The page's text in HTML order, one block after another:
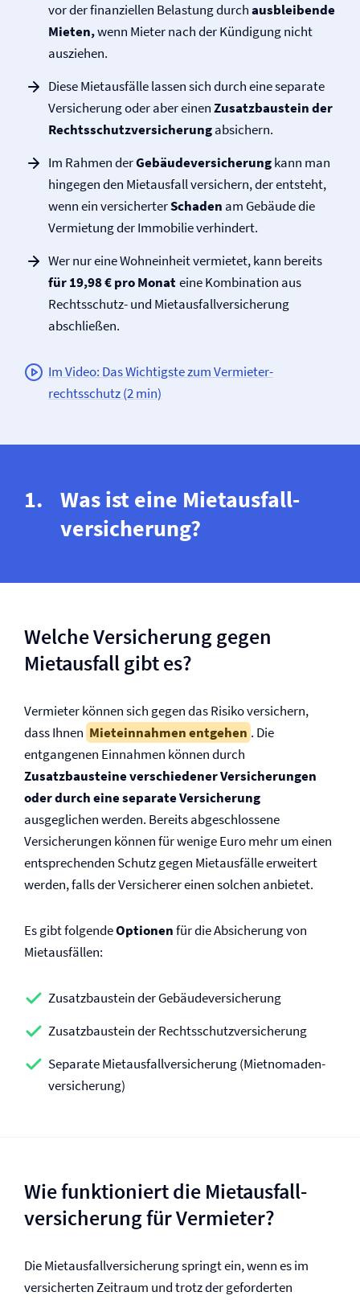
vor der finanziellen Belastung durchausbleibende
Mieten,wenn Mieter nach der Kündigung nicht
ausziehen.
Diese Mietausfälle lassen sich durch eine separate
Versicherung oder aber einenZusatzbaustein der
Rechtsschutz­versicherungabsichern.
Im Rahmen derGebäude­versicherungkann man
hingegen den Mietausfall versichern, der entsteht,
wenn ein versicherterSchaden am Gebäude die
Vermietung der Immobilie verhindert.
Wer nur eine Wohneinheit vermietet, kann bereits
für 19,98 € pro Monateine Kombination aus
Rechtsschutz- und Mietausfall­versicherung
abschließen.
Im Video: Das Wichtigste zum Vermieter­
rechtsschutz (2 min)
Was ist eine Mietausfall­
versicherung?
Welche Versicherung gegen
Mietausfall gibt es?
Vermieter können sich gegen das Risiko versichern,
dass Ihnen Mieteinnahmen entgehen . Die
entgangenen Einnahmen können durch
Zusatzbausteine verschiedener Versicherungen
oder durch eine separate Versicherung
ausgeglichen werden. Bereits abgeschlossene
Versicherungen können für wenige Euro mehr um einen
entsprechenden Schutz gegen Mietausfälle erweitert
werden, falls der Versicherer einen solchen anbietet.
Es gibt folgendeOptionenfür die Absicherung von
Mietausfällen:
Zusatzbaustein der Gebäude­versicherung
Zusatzbaustein der Rechtsschutz­versicherung
Separate Mietausfall­versicherung (Mietnomaden­
versicherung)
Wie funktioniert die Mietausfall­
versicherung für Vermieter?
Die Mietausfall­versicherung springt ein, wenn es im
versicherten Zeitraum und trotz der geforderten